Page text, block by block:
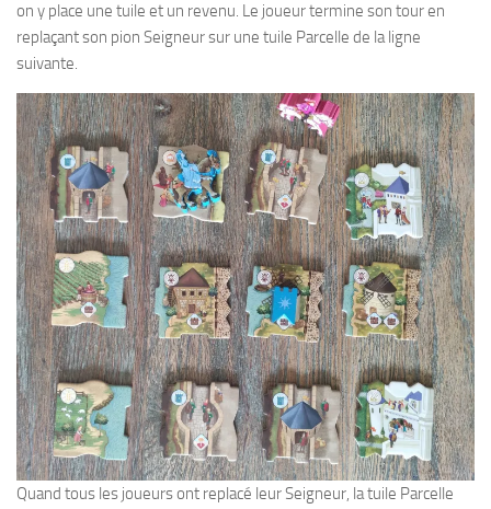
on y place une tuile et un revenu. Le joueur termine son tour en
replaçant son pion Seigneur sur une tuile Parcelle de la ligne
suivante.
Quand tous les joueurs ont replacé leur Seigneur, la tuile Parcelle